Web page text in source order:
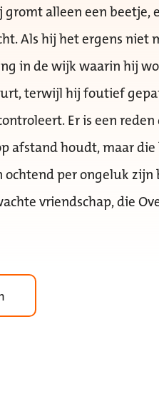
alleen een
Als hij het ergens niet
in de wijk waarin hij
terwijl hij foutief
Er is een
afstand houdt, maar
per ongeluk
vriendschap, die